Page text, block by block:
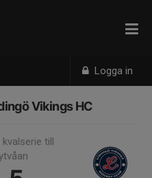
Logga in
Vikings HC
till